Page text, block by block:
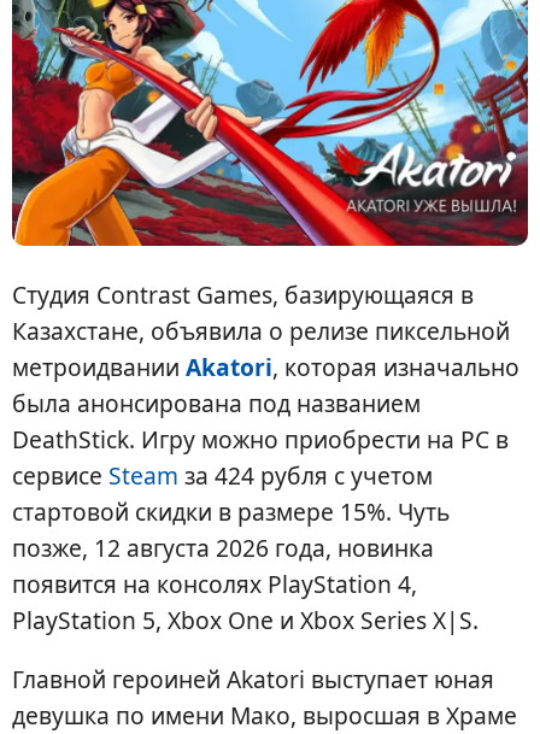
Студия Contrast Games, базирующаяся в
Казахстане, объявила о релизе пиксельной
метроидвании Akatori, которая изначально
была анонсирована под названием
DeathStick. Игру можно приобрести на PC в
сервисе Steam за 424 рубля с учетом
стартовой скидки в размере 15%. Чуть
позже, 12 августа 2026 года, новинка
появится на консолях PlayStation 4,
PlayStation 5, Xbox One и Xbox Series X|S.
Главной героиней Akatori выступает юная
девушка по имени Мако, выросшая в Храме